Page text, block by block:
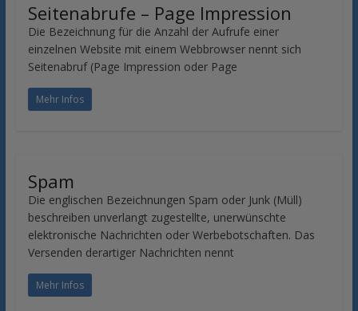
Seitenabrufe – Page Impression
Die Bezeichnung für die Anzahl der Aufrufe einer
einzelnen Website mit einem Webbrowser nennt sich
Seitenabruf (Page Impression oder Page
Mehr Infos
Spam
Die englischen Bezeichnungen Spam oder Junk (Müll)
beschreiben unverlangt zugestellte, unerwünschte
elektronische Nachrichten oder Werbebotschaften. Das
Versenden derartiger Nachrichten nennt
Mehr Infos